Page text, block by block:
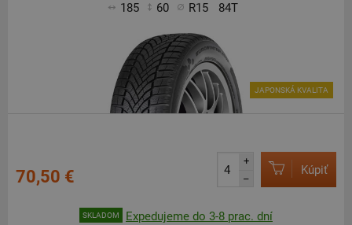
185 60 R15 84T
JAPONSKÁ KVALITA
70,50 €
+
–
Kúpiť
SKLADOM Expedujeme do 3-8 prac. dní